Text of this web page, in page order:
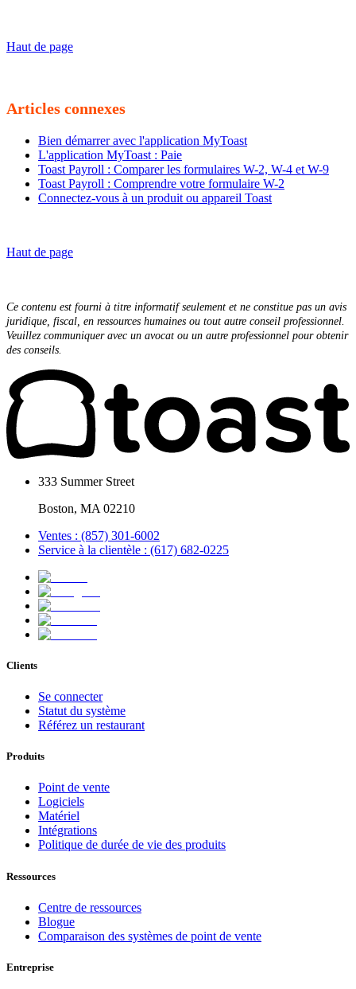
Haut de page
Articles connexes
Bien démarrer avec l'application MyToast
L'application MyToast : Paie
Toast Payroll : Comparer les formulaires W-2, W-4 et W-9
Toast Payroll : Comprendre votre formulaire W-2
Connectez-vous à un produit ou appareil Toast
Haut de page
Ce contenu est fourni à titre informatif seulement et ne constitue pas un avis
juridique, fiscal, en ressources humaines ou tout autre conseil professionnel.
Veuillez communiquer avec un avocat ou un autre professionnel pour obtenir
des conseils.
333 Summer Street
Boston, MA 02210
Ventes : (857) 301-6002
Service à la clientèle : (617) 682-0225
Clients
Se connecter
Statut du système
Référez un restaurant
Produits
Point de vente
Logiciels
Matériel
Intégrations
Politique de durée de vie des produits
Ressources
Centre de ressources
Blogue
Comparaison des systèmes de point de vente
Entreprise